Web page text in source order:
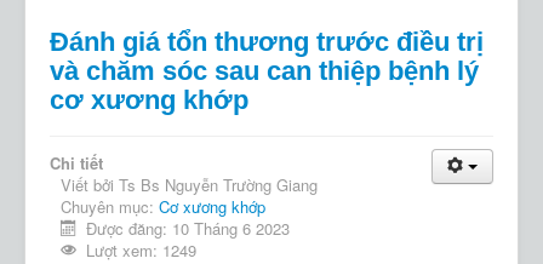
Đánh giá tổn thương trước điều trị
và chăm sóc sau can thiệp bệnh lý
cơ xương khớp
Chi tiết
Viết bởi Ts Bs Nguyễn Trường Giang
Chuyên mục: Cơ xương khớp
Được đăng: 10 Tháng 6 2023
Lượt xem: 1249